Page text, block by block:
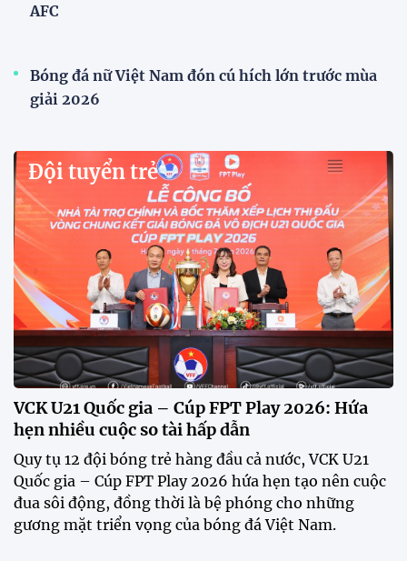
AFC
Bóng đá nữ Việt Nam đón cú hích lớn trước mùa
giải 2026
Đội tuyển trẻ
VCK U21 Quốc gia – Cúp FPT Play 2026: Hứa
hẹn nhiều cuộc so tài hấp dẫn
Quy tụ 12 đội bóng trẻ hàng đầu cả nước, VCK U21
Quốc gia – Cúp FPT Play 2026 hứa hẹn tạo nên cuộc
đua sôi động, đồng thời là bệ phóng cho những
gương mặt triển vọng của bóng đá Việt Nam.